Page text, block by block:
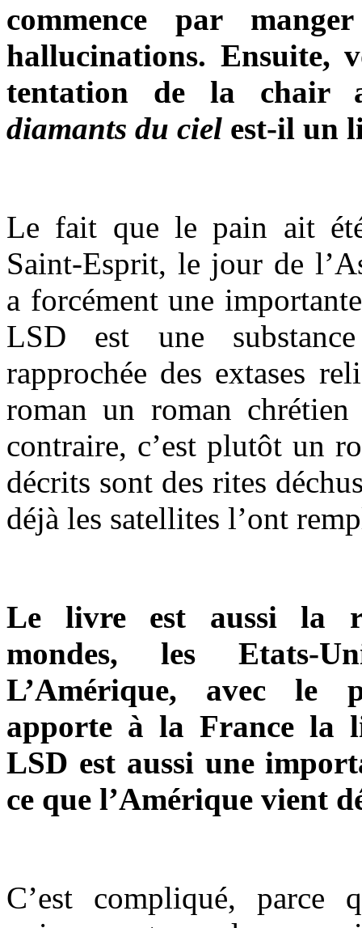
commence par
hallucinations. Ensuite,
tentation de la chair
diamants du ciel est-il un
Le fait que le pain ait
Saint-Esprit, le jour de
a forcément une
LSD est une
rapprochée des extases
roman un roman
contraire, c’est plutôt un
décrits sont des rites
déjà les satellites l’ont
Le livre est aussi la
mondes, les Etats-
L’Amérique, avec le
apporte à la France la
LSD est aussi une
ce que l’Amérique vient
C’est compliqué, parce